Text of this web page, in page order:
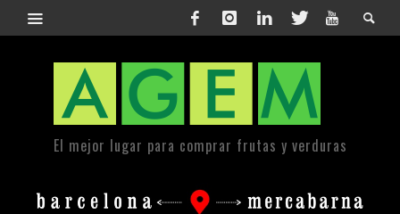
El mejor lugar para comprar frutas y verduras